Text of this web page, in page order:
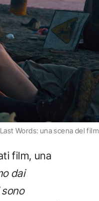
Last Words: una scena del film
film, una
dai